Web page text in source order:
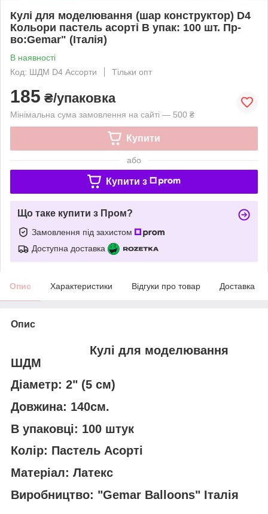
Кулі для моделювання (шар конструктор) D4
Кольори пастель асорті В упак: 100 шт. Пр-
во:Gemar" (Італія)
В наявності
Код: ШДМ D4 Ассорти
Тільки опт
185 ₴/упаковка
Мінімальна сума замовлення на сайті — 500 ₴
Купити
або
Купити з
Що таке купити з Пром?
Замовлення під захистом
Доступна доставка
Опис Характеристики Відгуки про товар Доставка
Опис
Кулі для моделювання
ШДМ
Діаметр: 2" (5 см)
Довжина: 140см.
В упаковці: 100 штук
Колір: Пастель Асорті
Матеріал: Латекс
Виробництво: "Gemar Balloons" Італія